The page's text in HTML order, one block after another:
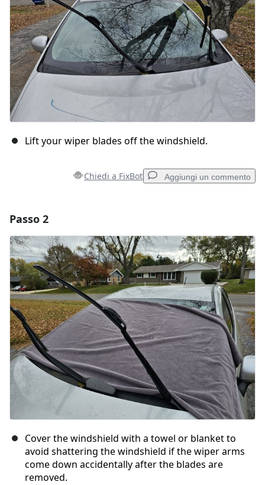
Lift your wiper blades off the windshield.
Chiedi a FixBot Aggiungi un commento
Aggiungi Commento
Annulla Pubblica commento
Passo 2
Cover the windshield with a towel or blanket to
avoid shattering the windshield if the wiper arms
come down accidentally after the blades are
removed.